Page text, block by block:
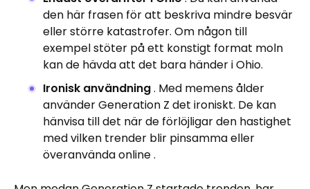
den här frasen för att beskriva mindre besvär
eller större katastrofer. Om någon till
exempel stöter på ett konstigt format moln
kan de hävda att det bara händer i Ohio.
Ironisk användning. Med memens ålder
använder Generation Z det ironiskt. De kan
hänvisa till det när de förlöjligar den hastighet
med vilken trender blir pinsamma eller
överanvända online .